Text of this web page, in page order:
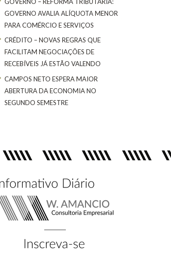
GOVERNO AVALIA ALÍQUOTA MENOR
PARA COMÉRCIO E SERVIÇOS
CRÉDITO – NOVAS REGRAS QUE
FACILITAM NEGOCIAÇÕES DE
RECEBÍVEIS JÁ ESTÃO VALENDO
CAMPOS NETO ESPERA MAIOR
ABERTURA DA ECONOMIA NO
SEGUNDO SEMESTRE